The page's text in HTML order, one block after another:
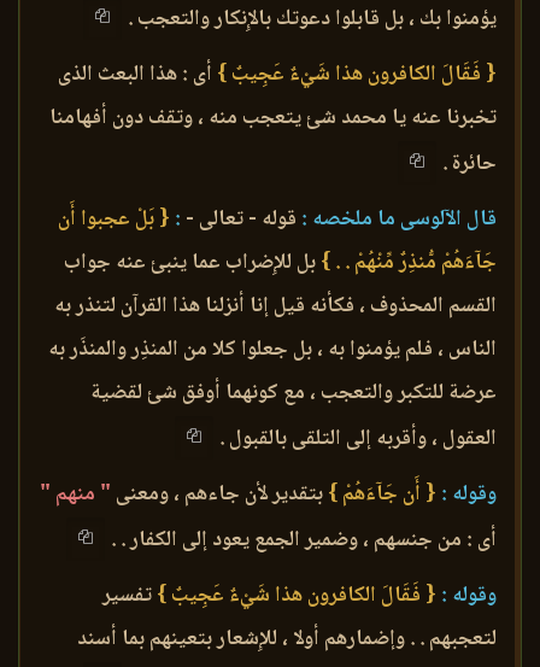
يؤمنوا بك ، بل قابلوا دعوتك بالإِنكار والتعجب .
{ فَقَالَ الكافرون هذا شَيْءٌ عَجِيبٌ } أى : هذا البعث الذى
تخبرنا عنه يا محمد شئ يتعجب منه ، وتقف دون أفهامنا
حائرة .
قال الآلوسى ما ملخصه : قوله - تعالى - : { بَلْ عجبوا أَن
جَآءَهُمْ مُّنذِرٌ مِّنْهُمْ . . }بل للإِضراب عما ينبئ عنه جواب
القسم المحذوف ، فكأنه قيل إنا أنزلنا هذا القرآن لتنذر به
الناس ، فلم يؤمنوا به ، بل جعلوا كلا من المنذِر والمنذَر به
عرضة للتكبر والتعجب ، مع كونهما أوفق شئ لقضية
العقول ، وأقربه إلى التلقى بالقبول .
وقوله : { أَن جَآءَهُمْ }بتقدير لأن جاءهم ، ومعنى " منهم "
أى : من جنسهم ، وضمير الجمع يعود إلى الكفار . .
وقوله : { فَقَالَ الكافرون هذا شَيْءٌ عَجِيبٌ }تفسير
لتعجبهم . . وإضمارهم أولا ، للإِشعار بتعينهم بما أسند